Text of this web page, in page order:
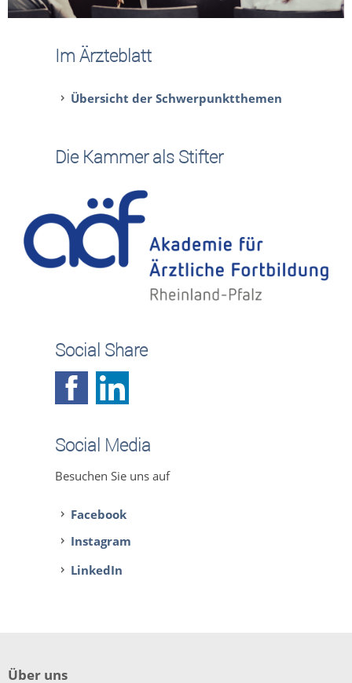
Im Ärzteblatt
Übersicht der Schwerpunktthemen
Die Kammer als Stifter
Social Share
Social Media
Besuchen Sie uns auf
Facebook
Instagram
LinkedIn
Über uns